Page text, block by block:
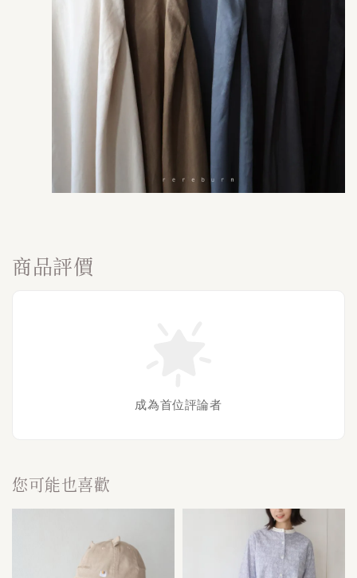
商品評價
成為首位評論者
您可能也喜歡